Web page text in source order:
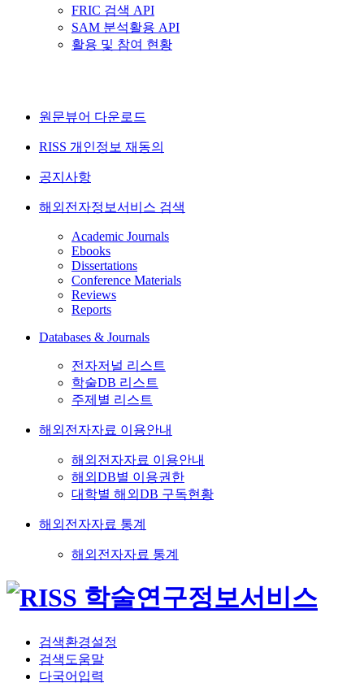
FRIC 검색 API
SAM 분석활용 API
활용 및 참여 현황
원문뷰어 다운로드
RISS 개인정보 재동의
공지사항
해외전자정보서비스 검색
Academic Journals
Ebooks
Dissertations
Conference Materials
Reviews
Reports
Databases & Journals
전자저널 리스트
학술DB 리스트
주제별 리스트
해외전자자료 이용안내
해외전자자료 이용안내
해외DB별 이용권한
대학별 해외DB 구독현황
해외전자자료 통계
해외전자자료 통계
검색환경설정
검색도움말
다국어입력